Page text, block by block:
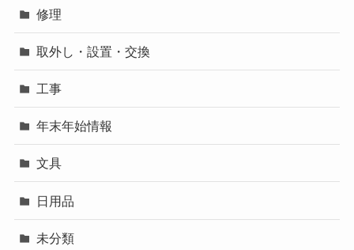
修理
取外し・設置・交換
工事
年末年始情報
文具
日用品
未分類